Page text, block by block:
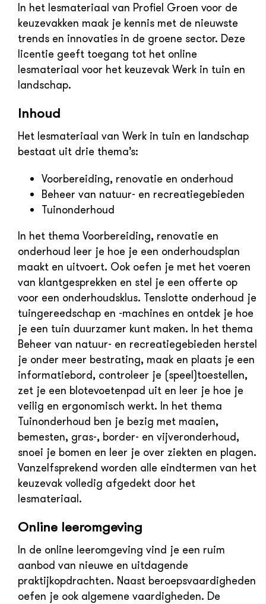
In het lesmateriaal van Profiel Groen voor de
keuzevakken maak je kennis met de nieuwste
trends en innovaties in de groene sector. Deze
licentie geeft toegang tot het online
lesmateriaal voor het keuzevak Werk in tuin en
landschap.
Inhoud
Het lesmateriaal van Werk in tuin en landschap
bestaat uit drie thema’s:
Voorbereiding, renovatie en onderhoud
Beheer van natuur- en recreatiegebieden
Tuinonderhoud
In het thema Voorbereiding, renovatie en
onderhoud leer je hoe je een onderhoudsplan
maakt en uitvoert. Ook oefen je met het voeren
van klantgesprekken en stel je een offerte op
voor een onderhoudsklus. Tenslotte onderhoud je
tuingereedschap en -machines en ontdek je hoe
je een tuin duurzamer kunt maken. In het thema
Beheer van natuur- en recreatiegebieden herstel
je onder meer bestrating, maak en plaats je een
informatiebord, controleer je (speel)toestellen,
zet je een blotevoetenpad uit en leer je hoe je
veilig en ergonomisch werkt. In het thema
Tuinonderhoud ben je bezig met maaien,
bemesten, gras-, border- en vijveronderhoud,
snoei je bomen en leer je over ziekten en plagen.
Vanzelfsprekend worden alle eindtermen van het
keuzevak volledig afgedekt door het
lesmateriaal.
Online leeromgeving
In de online leeromgeving vind je een ruim
aanbod van nieuwe en uitdagende
praktijkopdrachten. Naast beroepsvaardigheden
oefen je ook algemene vaardigheden. De